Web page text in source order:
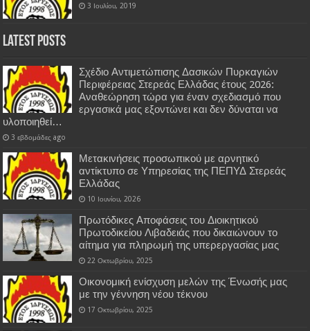
3 Ιουλίου, 2019
Latest Posts
Σχέδιο Αντιμετώπισης Δασικών Πυρκαγιών
Περιφέρειας Στερεάς Ελλάδας έτους 2026:
Αναθεώρηση τώρα για έναν σχεδιασμό που
εργασικά μας εξοντώνει και δεν δύναται να
υλοποιηθεί…
3 εβδομάδες ago
Μετακινήσεις προσωπικού με αρνητικό
αντίκτυπο σε Υπηρεσίας της ΠΕΠΥΔ Στερεάς
Ελλάδας
10 Ιουνίου, 2026
Πρωτόδικες Αποφάσεις του Διοικητικού
Πρωτοδικείου Λιβαδειάς που δικαιώνουν το
αίτημα για πληρωμή της υπερεργασίας μας
22 Οκτωβρίου, 2025
Οικονομική ενίσχυση μελών της Ένωσής μας
με την γέννηση νέου τέκνου
17 Οκτωβρίου, 2025